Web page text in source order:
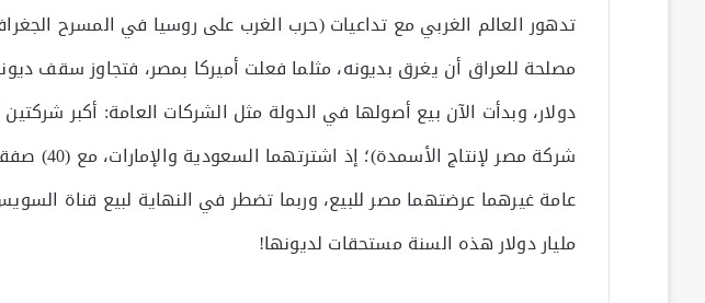
تدهور العالم الغربي مع تداعيات (حرب الغرب على روسيا في المسرح
دولار، وبدأت الآن بيع أصولها في الدولة مثل الشركات العامة: أكبر
مليار دولار هذه السنة مستحقات لديونها!